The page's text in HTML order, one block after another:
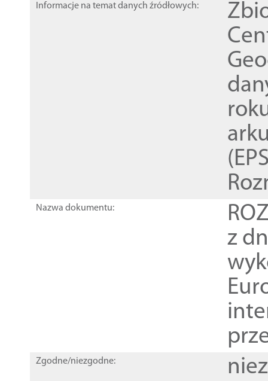
Informacje na temat danych źródłowych:
Nazwa dokumentu:
z
Zgodne/niezgodne: